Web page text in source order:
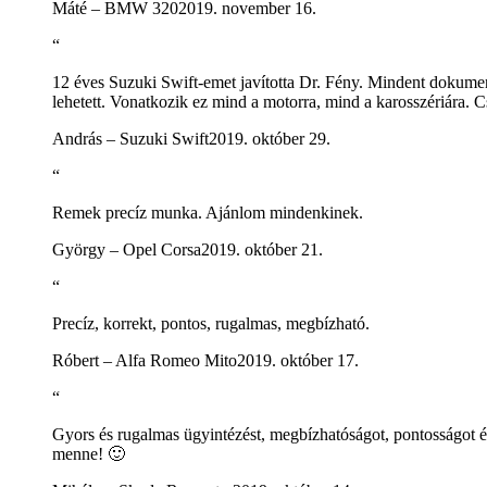
Máté – BMW 3202019. november 16.
“
12 éves Suzuki Swift-emet javította Dr. Fény. Mindent
lehetett. Vonatkozik ez mind a motorra, mind a karosszériára.
András – Suzuki Swift2019. október 29.
“
Remek precíz munka. Ajánlom mindenkinek.
György – Opel Corsa2019. október 21.
“
Precíz, korrekt, pontos, rugalmas, megbízható.
Róbert – Alfa Romeo Mito2019. október 17.
“
Gyors és rugalmas ügyintézést, megbízhatóságot,
menne! 🙂